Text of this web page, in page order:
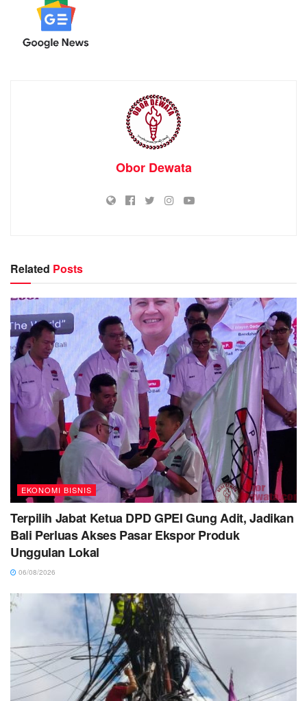
Obor Dewata
Related Posts
EKONOMI BISNIS
Terpilih Jabat Ketua DPD GPEI Gung Adit, Jadikan
Bali Perluas Akses Pasar Ekspor Produk
Unggulan Lokal
06/08/2026